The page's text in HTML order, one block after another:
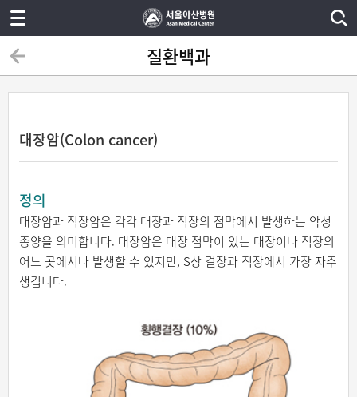
질환백과
대장암(Colon cancer)
정의
대장암과 직장암은 각각 대장과 직장의 점막에서 발생하는 악성
종양을 의미합니다. 대장암은 대장 점막이 있는 대장이나 직장의
어느 곳에서나 발생할 수 있지만, S상 결장과 직장에서 가장 자주
생깁니다.